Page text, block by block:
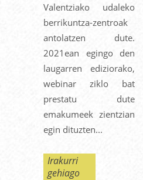
Valentziako udaleko
berrikuntza-zentroak
antolatzen dute.
2021ean egingo den
laugarren ediziorako,
webinar ziklo bat
prestatu dute
emakumeek zientzian
egin dituzten...
Irakurri
gehiago